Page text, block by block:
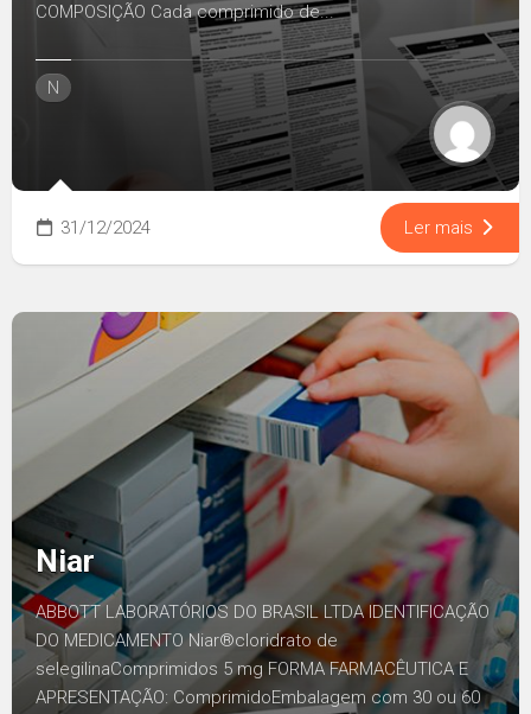
COMPOSIÇÃO Cada comprimido de...
N
31/12/2024 Ler mais
Niar
ABBOTT LABORATÓRIOS DO BRASIL LTDA IDENTIFICAÇÃO
DO MEDICAMENTO Niar®cloridrato de
selegilinaComprimidos 5 mg FORMA FARMACÊUTICA E
APRESENTAÇÃO: ComprimidoEmbalagem com 30 ou 60